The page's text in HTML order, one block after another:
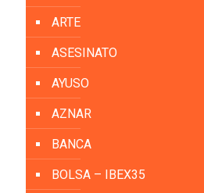
ARTE
ASESINATO
AYUSO
AZNAR
BANCA
BOLSA – IBEX35